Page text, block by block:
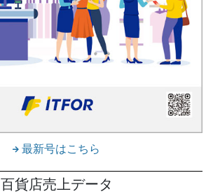
最新号はこちら
百貨店売上データ